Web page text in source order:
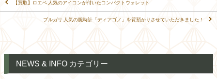
【買取】ロエベ 人気のアイコンが付いたコンパクトウォレット
ブルガリ 人気の腕時計「ディアゴノ」を質預かりさせていただきました！
NEWS & INFO カテゴリー